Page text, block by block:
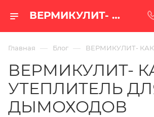
ВЕРМИКУЛИТ- КАК УТЕПЛИТЕЛЬ ДЛЯ ДЫМОХОДОВ — блог интернет-магазина «100 печей.ру»
Главная — Блог — ВЕРМИКУЛИТ-
ВЕРМИКУЛИТ-
УТЕПЛИТЕЛЬ
ДЫМОХОДОВ